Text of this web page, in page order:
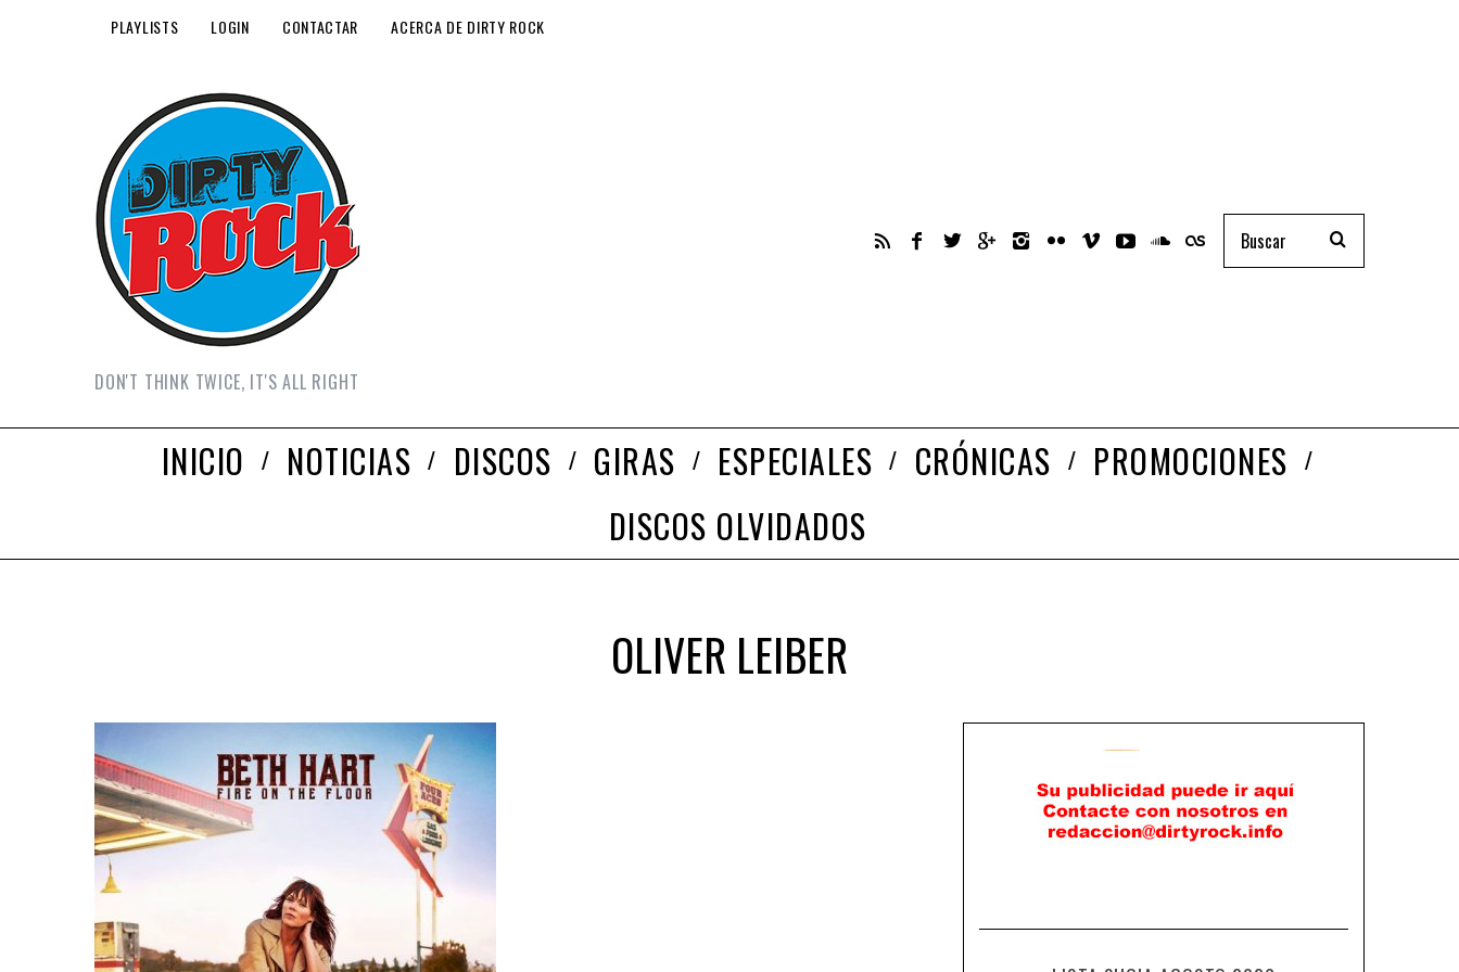
PLAYLISTS LOGIN CONTACTAR ACERCA DE DIRTY ROCK
DON'T THINK TWICE, IT'S ALL RIGHT
INICIO NOTICIAS DISCOS GIRAS ESPECIALES CRÓNICAS
PROMOCIONES
DISCOS OLVIDADOS
OLIVER LEIBER